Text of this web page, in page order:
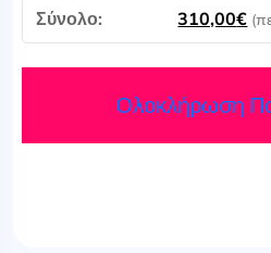
310,00€
Ολοκλήρωση